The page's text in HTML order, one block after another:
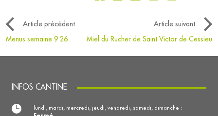
Article précédent
Article suivant
Menus semaine 9 26
Miel du Rucher de Saint Victor de Cessieu
INFOS CANTINE
lundi, mardi, mercredi, jeudi, vendredi, samedi, dimanche :